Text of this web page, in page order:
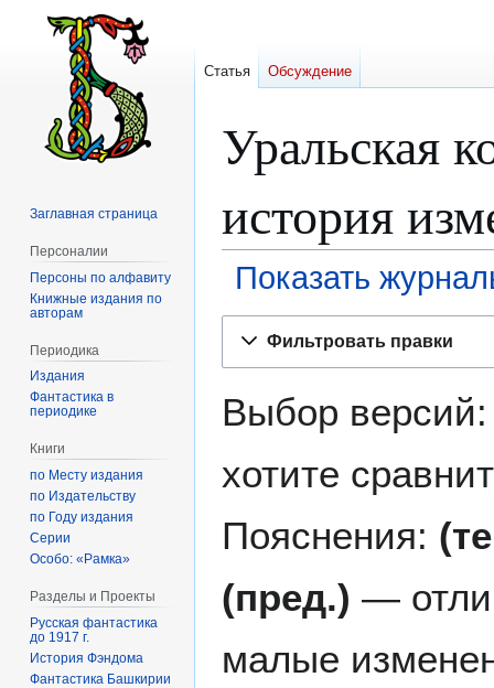
Уральская
история
Показать
Фильтровать правки
Выбор версий:
хотите
Пояснения:
(пред.) —
малые
Статья Обсуждение
Заглавная страница
Персоналии
Персоны по алфавиту
Книжные издания по
авторам
Периодика
Издания
Фантастика в
периодике
Книги
по Месту издания
по Издательству
по Году издания
Серии
Особо: «Рамка»
Разделы и Проекты
Русская фантастика
до 1917 г.
История Фэндома
Фантастика Башкирии